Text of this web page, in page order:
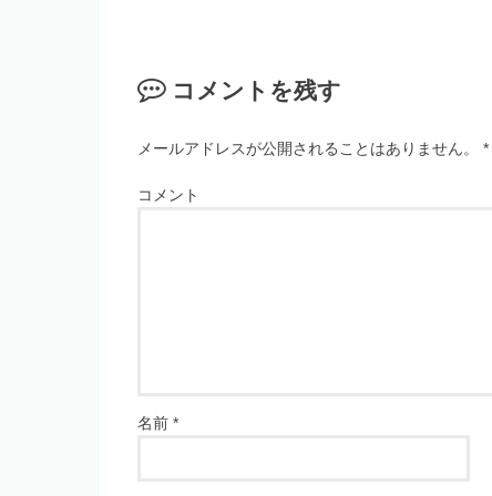
コメントを残す
メールアドレスが公開されることはありません。 *
コメント
名前 *